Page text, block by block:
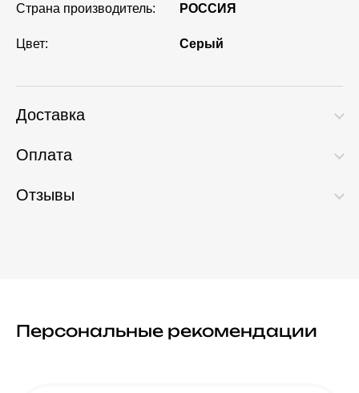
Страна производитель: РОССИЯ
Цвет: Серый
Доставка
Оплата
Отзывы
Персональные рекомендации